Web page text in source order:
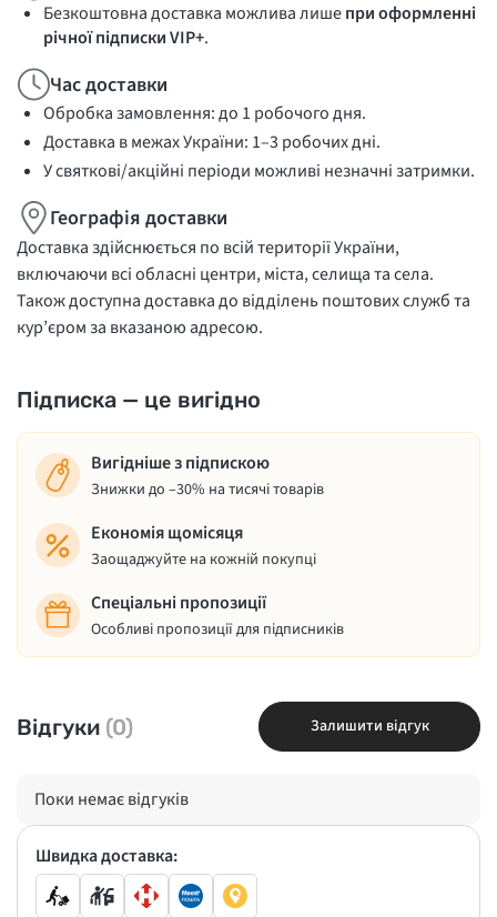
Безкоштовна доставка можлива лишепри оформленні
річної підписки VIP+.
Час доставки
Обробка замовлення: до 1 робочого дня.
Доставка в межах України: 1–3 робочих дні.
У святкові/акційні періоди можливі незначні затримки.
Географія доставки
Доставка здійснюється по всій території України,
включаючи всі обласні центри, міста, селища та села.
Також доступна доставка до відділень поштових служб та
кур’єром за вказаною адресою.
Підписка — це вигідно
Вигідніше з підпискою
Знижки до –30% на тисячі товарів
Економія щомісяця
Заощаджуйте на кожній покупці
Спеціальні пропозиції
Особливі пропозиції для підписників
Відгуки (0) Залишити відгук
Поки немає відгуків
Швидка доставка: